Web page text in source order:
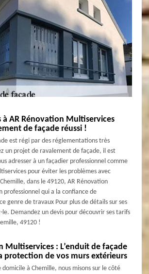
à AR Rénovation Multiservices
de façade réussi !
est régi par des réglementations très
un projet de ravalement de façade, il est
adresser à un façadier professionnel comme
pour éviter les problèmes avec
dans le 49120, AR Rénovation
professionnel qui a la confiance de
genre de travaux Pour plus de détails sur ses
Demandez un devis pour découvrir ses tarifs
49120 !
Multiservices : L’enduit de façade
protection de vos murs extérieurs
à Chemille, nous misons sur le côté